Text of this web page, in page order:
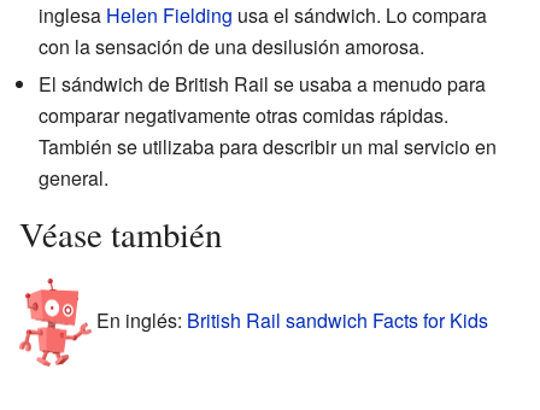
inglesa Helen Fielding usa el sándwich. Lo compara
con la sensación de una desilusión amorosa.
El sándwich de British Rail se usaba a menudo para
comparar negativamente otras comidas rápidas.
También se utilizaba para describir un mal servicio en
general.
Véase también
En inglés: British Rail sandwich Facts for Kids